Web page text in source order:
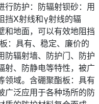
行防护：防辐射钡砂：用
挡X射线和γ射线的辐
和地面，可以有效地阻挡
：具有、稳定、廉价的
防辐射墙、防护门、防护
射、防静电等特性，被广
领域。含硼聚酯板：具有
广泛应用于各种场所的防